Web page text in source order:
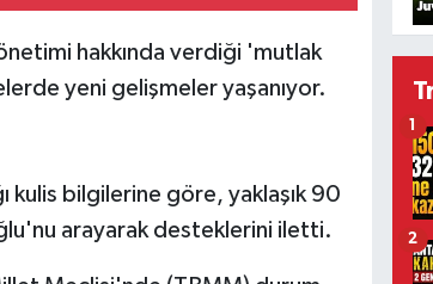
hakkında verdiği 'mutlak
yeni gelişmeler yaşanıyor.
kulis bilgilerine göre, yaklaşık 90
arayarak desteklerini iletti.
1
2